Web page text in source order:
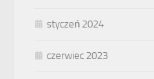
styczeń 2024
czerwiec 2023